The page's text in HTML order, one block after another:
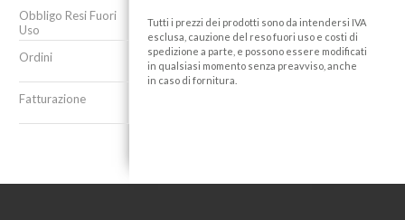
Obbligo Resi Fuori
Uso
Ordini
Fatturazione
Tutti i prezzi dei prodotti sono da intendersi IVA
esclusa, cauzione del reso fuori uso e costi di
spedizione a parte, e possono essere modificati
in qualsiasi momento senza preavviso, anche
in caso di fornitura.